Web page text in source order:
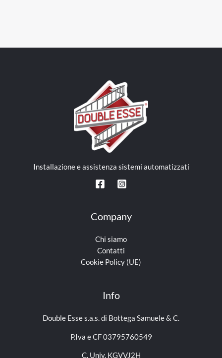
Installazione e assistenza sistemi automatizzati
Company
Chi siamo
Contatti
Cookie Policy (UE)
Info
Double Esse s.a.s. di Bottega Samuele & C.
P.Iva e CF 03795760549
C. Univ. KGVVJ2H